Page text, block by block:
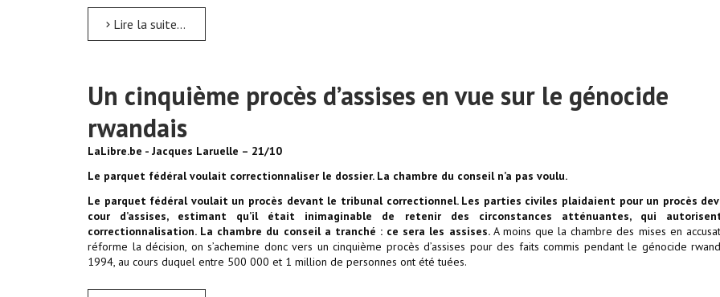
Lire la suite...
Un cinquième procès d’assises en vue sur le génocide
rwandais
LaLibre.be - Jacques Laruelle – 21/10
Le parquet fédéral voulait correctionnaliser le dossier. La chambre du conseil n’a pas voulu.
Le parquet fédéral voulait un procès devant le tribunal correctionnel. Les parties civiles plaidaient pour un procès
cour d’assises, estimant qu’il était inimaginable de retenir des circonstances atténuantes, qui
correctionnalisation. La chambre du conseil a tranché : ce sera les assises. A moins que la chambre des mises en
réforme la décision, on s’achemine donc vers un cinquième procès d’assises pour des faits commis pendant le génocide
1994, au cours duquel entre 500 000 et 1 million de personnes ont été tuées.